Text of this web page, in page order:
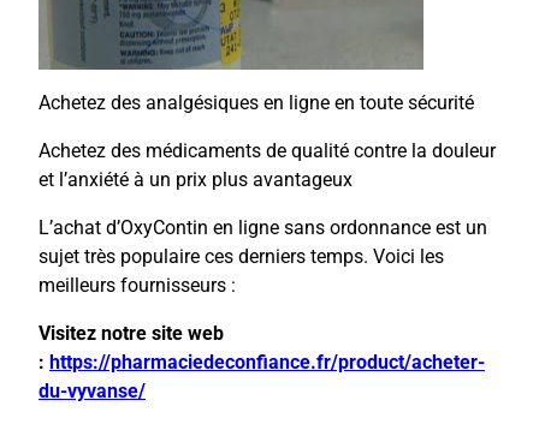
Achetez des analgésiques en ligne en toute sécurité
Achetez des médicaments de qualité contre la douleur
et l’anxiété à un prix plus avantageux
L’achat d’OxyContin en ligne sans ordonnance est un
sujet très populaire ces derniers temps. Voici les
meilleurs fournisseurs :
Visitez notre site web
: https://pharmaciedeconfiance.fr/product/acheter-
du-vyvanse/